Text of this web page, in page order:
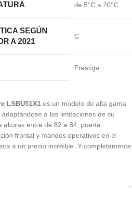
de 5°C a 20°C
SEGÚN
A 2021
C
Prestige
LSBU51X1 es un modelo de alta gama
a las limitaciones de su
alturas entre de 82 a 84, puerta
frontal y mandos operativos en el
a un precio increible. Y completamente